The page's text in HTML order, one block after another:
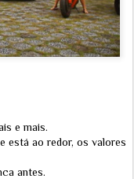
e mais.
está ao redor, os valores
antes.